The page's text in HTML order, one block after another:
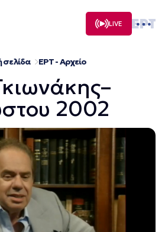
LIVE
σελίδα ΕΡΤ - Αρχείο
2002